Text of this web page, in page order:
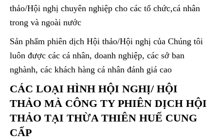
thảo/Hội nghị chuyên nghiệp cho các tổ chức,cá nhân
trong và ngoài nước
Sản phẩm phiên dịch Hội thảo/Hội nghị của Chúng tôi
luôn được các cá nhân, doanh nghiệp, các sở ban
nghành, các khách hàng cá nhân đánh giá cao
CÁC LOẠI HÌNH HỘI NGHỊ/ HỘI
THẢO MÀ CÔNG TY PHIÊN DỊCH HỘI
THẢO TẠI THỪA THIÊN HUẾ CUNG
CẤP